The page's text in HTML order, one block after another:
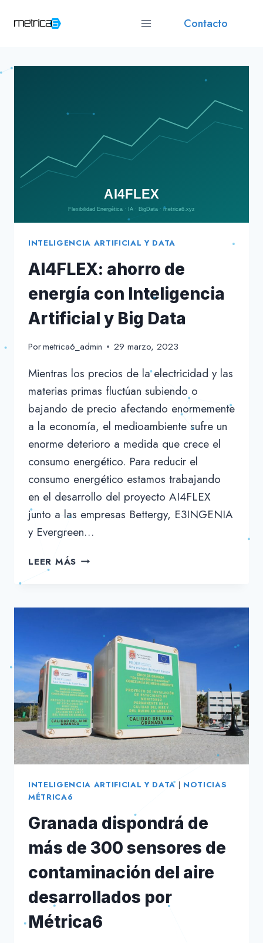
Contacto
INTELIGENCIA ARTIFICIAL Y DATA
AI4FLEX: ahorro de
energía con Inteligencia
Artificial y Big Data
Pormetrica6_admin 29 marzo, 2023
Mientras los precios de la electricidad y las
materias primas fluctúan subiendo o
bajando de precio afectando enormemente
a la economía, el medioambiente sufre un
enorme deterioro a medida que crece el
consumo energético. Para reducir el
consumo energético estamos trabajando
en el desarrollo del proyecto AI4FLEX
junto a las empresas Bettergy, E3INGENIA
y Evergreen…
LEER MÁS AI4FLEX:
ARTIFICIAL
Y
BIG
DATA
INTELIGENCIA ARTIFICIAL Y DATA| NOTICIAS
MÉTRICA6
Granada dispondrá de
más de 300 sensores de
contaminación del aire
desarrollados por
Métrica6